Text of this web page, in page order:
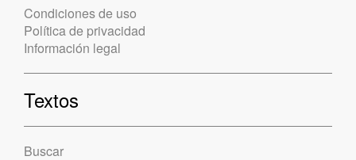
Condiciones de uso
Política de privacidad
Información legal
Textos
Buscar